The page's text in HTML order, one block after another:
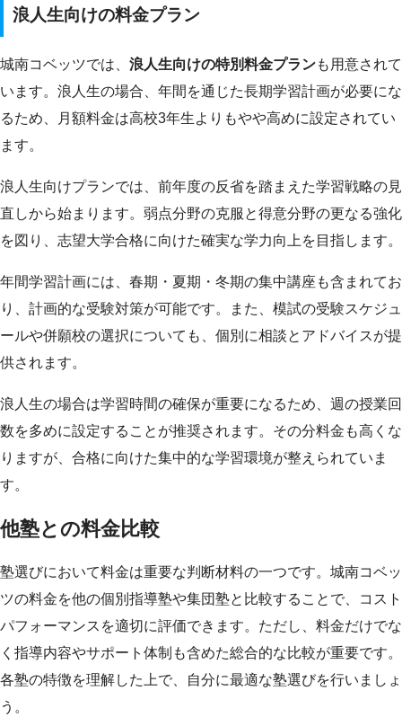
浪人生向けの料金プラン
城南コベッツでは、 浪人生向けの特別料金プランも用意されて
います。浪人生の場合、年間を通じた長期学習計画が必要にな
るため、月額料金は高校3年生よりもやや高めに設定されてい
ます。
浪人生向けプランでは、前年度の反省を踏まえた学習戦略の見
直しから始まります。弱点分野の克服と得意分野の更なる強化
を図り、志望大学合格に向けた確実な学力向上を目指します。
年間学習計画には、春期・夏期・冬期の集中講座も含まれてお
り、計画的な受験対策が可能です。また、模試の受験スケジュ
ールや併願校の選択についても、個別に相談とアドバイスが提
供されます。
浪人生の場合は学習時間の確保が重要になるため、週の授業回
数を多めに設定することが推奨されます。その分料金も高くな
りますが、合格に向けた集中的な学習環境が整えられていま
す。
他塾との料金比較
塾選びにおいて料金は重要な判断材料の一つです。城南コベッ
ツの料金を他の個別指導塾や集団塾と比較することで、コスト
パフォーマンスを適切に評価できます。ただし、料金だけでな
く指導内容やサポート体制も含めた総合的な比較が重要です。
各塾の特徴を理解した上で、自分に最適な塾選びを行いましょ
う。